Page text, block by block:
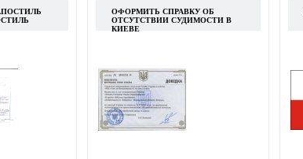
ОФОРМИТЬ СПРАВКУ ОБ
ОТСУТСТВИИ СУДИМОСТИ В
КИЕВЕ